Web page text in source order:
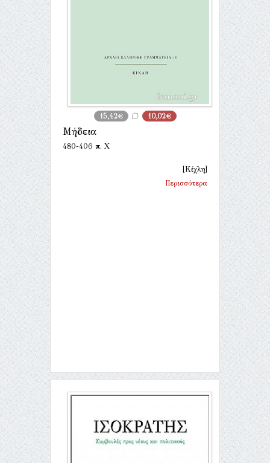
15,42€ 10,02€
Μήδεια
480-406 π. Χ
[Κίχλη]
Περισσότερα